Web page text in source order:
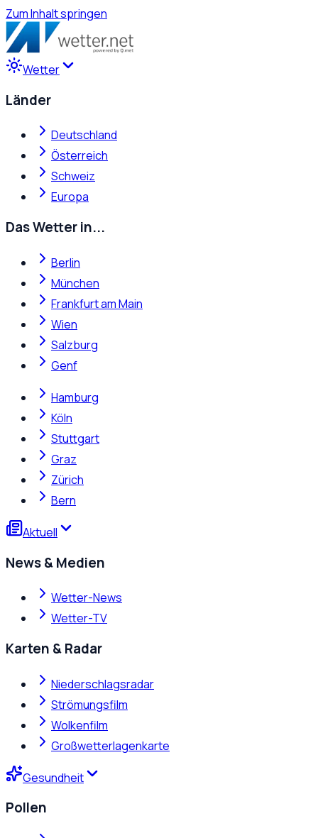
Zum Inhalt springen
Wetter
Länder
Deutschland
Österreich
Schweiz
Europa
Das Wetter in...
Berlin
München
Frankfurt am Main
Wien
Salzburg
Genf
Hamburg
Köln
Stuttgart
Graz
Zürich
Bern
Aktuell
News & Medien
Wetter-News
Wetter-TV
Karten & Radar
Niederschlagsradar
Strömungsfilm
Wolkenfilm
Großwetterlagenkarte
Gesundheit
Pollen